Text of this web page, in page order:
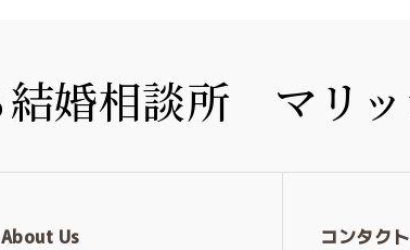
About Us コンタクト